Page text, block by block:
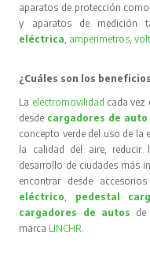
aparatos de protección
y aparatos de medición
eléctrica, amperímetros,
¿Cuáles son los
La electromovilidad cada vez
desde cargadores de auto
concepto verde del uso de la
la calidad del aire, reducir
desarrollo de ciudades más
encontrar desde
eléctrico, pedestal
cargadores de autos
marca LINCHR.